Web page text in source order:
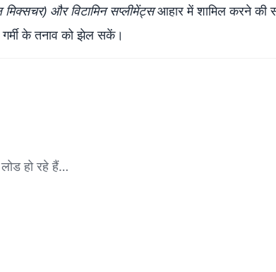
और विटामिन सप्लीमेंट्सआहार में शामिल करने की
गर्मी के तनाव को झेल सकें।
लोड हो रहे हैं…